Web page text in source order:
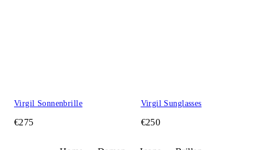
Virgil Sonnenbrille
€275
Virgil Sunglasses
€250